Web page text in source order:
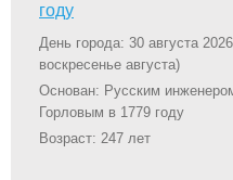
году
День города: 30 августа
воскресенье августа)
Основан: Русским
Горловым в 1779 году
Возраст: 247 лет